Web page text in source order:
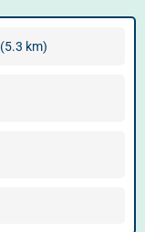
(5.3 km)